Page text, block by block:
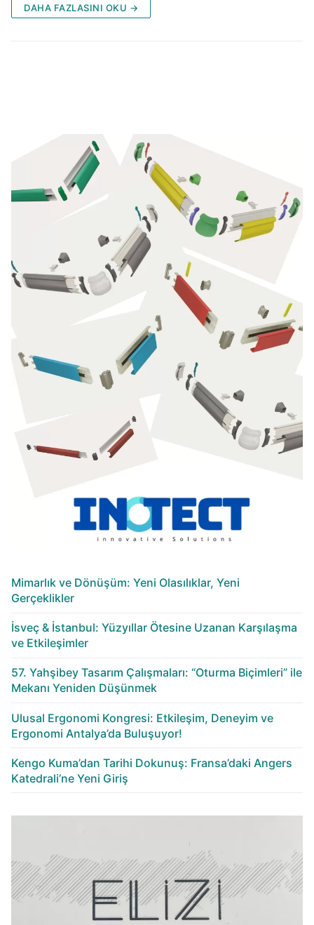
DAHA FAZLASINI OKU →
Mimarlık ve Dönüşüm: Yeni Olasılıklar, Yeni
Gerçeklikler
İsveç & İstanbul: Yüzyıllar Ötesine Uzanan Karşılaşma
ve Etkileşimler
57. Yahşibey Tasarım Çalışmaları: “Oturma Biçimleri” ile
Mekanı Yeniden Düşünmek
Ulusal Ergonomi Kongresi: Etkileşim, Deneyim ve
Ergonomi Antalya’da Buluşuyor!
Kengo Kuma’dan Tarihi Dokunuş: Fransa’daki Angers
Katedrali’ne Yeni Giriş